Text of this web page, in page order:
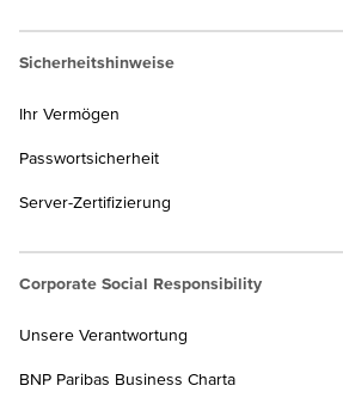
Sicherheitshinweise
Ihr Vermögen
Passwortsicherheit
Server-Zertifizierung
Corporate Social Responsibility
Unsere Verantwortung
BNP Paribas Business Charta